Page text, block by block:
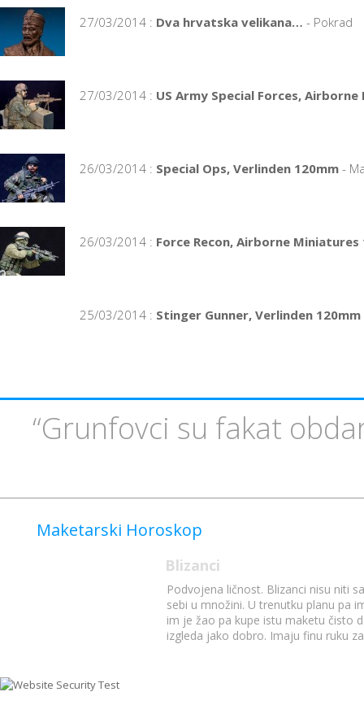
27/03/2014 : Dva hrvatska velikana… - Pokrad
27/03/2014 : US Army Special Forces,
26/03/2014 : Special Ops, Verlinden 120mm -
26/03/2014 : Force Recon, Airborne Miniatures
25/03/2014 : Stinger Gunner, Verlinden 120mm
“Grunfovci su fakat
Maketarski Horoskop
Blizanci
Podvojena ličnost. Blizanci nisu niti
sebi u množini. U trenutku planu pa
im je žao pa kupe istu maketu čisto
izgleda jako dobro. Imaju finu ruku